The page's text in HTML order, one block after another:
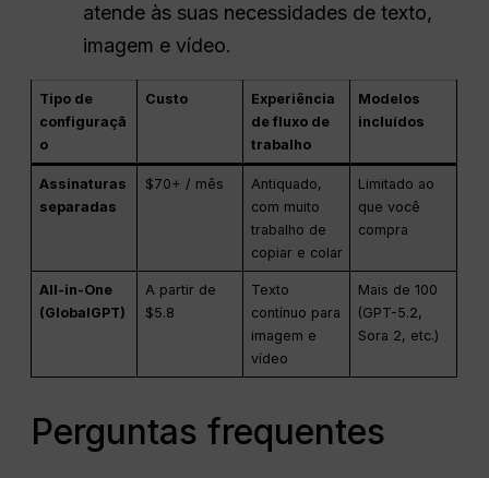
atende às suas necessidades de texto,
imagem e vídeo.
Tipo de
configuraçã
o
Custo
Experiência
de fluxo de
trabalho
Modelos
incluídos
Assinaturas
separadas
$70+ / mês
Antiquado,
com muito
trabalho de
copiar e colar
Limitado ao
que você
compra
All-in-One
(GlobalGPT)
A partir de
$5.8
Texto
contínuo para
imagem e
vídeo
Mais de 100
(GPT-5.2,
Sora 2, etc.)
Perguntas frequentes